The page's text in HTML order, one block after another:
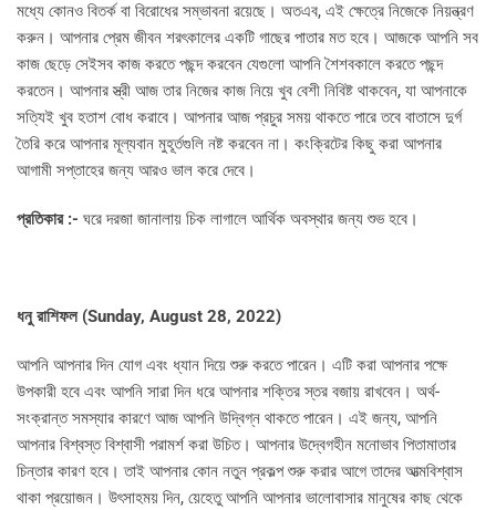
মধ্যে কোনও বিতর্ক বা বিরোধের সম্ভাবনা রয়েছে। অতএব, এই ক্ষেত্রে নিজেকে নিয়ন্ত্রণ
করুন। আপনার প্রেম জীবন শরৎকালের একটি গাছের পাতার মত হবে। আজকে আপনি সব
কাজ ছেড়ে সেইসব কাজ করতে পছন্দ করবেন যেগুলো আপনি শৈশবকালে করতে পছন্দ
করতেন। আপনার স্ত্রী আজ তার নিজের কাজ নিয়ে খুব বেশী নিবিষ্ট থাকবেন, যা আপনাকে
সত্যিই খুব হতাশ বোধ করাবে। আপনার আজ প্রচুর সময় থাকতে পারে তবে বাতাসে দুর্গ
তৈরি করে আপনার মূল্যবান মুহূর্তগুলি নষ্ট করবেন না। কংক্রিটের কিছু করা আপনার
আগামী সপ্তাহের জন্য আরও ভাল করে দেবে।
প্রতিকার :- ঘরে দরজা জানালায় চিক লাগালে আর্থিক অবস্থার জন্য শুভ হবে।
ধনু রাশিফল (Sunday, August 28, 2022)
আপনি আপনার দিন যোগ এবং ধ্যান দিয়ে শুরু করতে পারেন। এটি করা আপনার পক্ষে
উপকারী হবে এবং আপনি সারা দিন ধরে আপনার শক্তির স্তর বজায় রাখবেন। অর্থ-
সংক্রান্ত সমস্যার কারণে আজ আপনি উদ্বিগ্ন থাকতে পারেন। এই জন্য, আপনি
আপনার বিশ্বস্ত বিশ্বাসী পরামর্শ করা উচিত। আপনার উদ্বেগহীন মনোভাব পিতামাতার
চিন্তার কারণ হবে। তাই আপনার কোন নতুন প্রকল্প শুরু করার আগে তাদের আত্মবিশ্বাস
থাকা প্রয়োজন। উৎসাহময় দিন, য়েহেতু আপনি আপনার ভালোবাসার মানুষের কাছ থেকে